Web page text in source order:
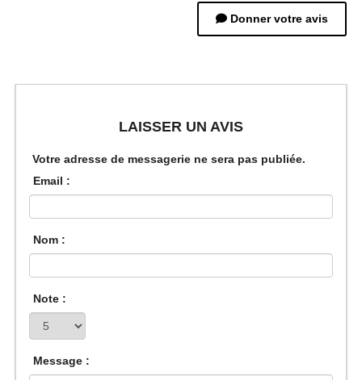
Donner votre avis
LAISSER UN AVIS
Votre adresse de messagerie ne sera pas publiée.
Email :
Nom :
Note :
Message :